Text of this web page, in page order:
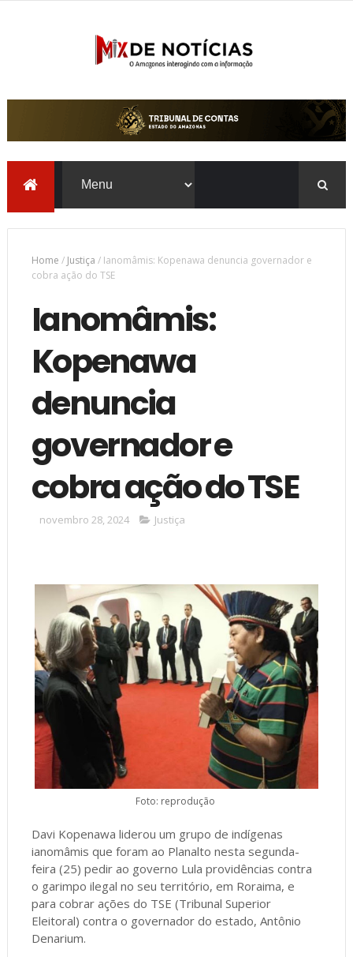
Home / Justiça / Ianomâmis: Kopenawa denuncia governador e
cobra ação do TSE
Ianomâmis:
Kopenawa
denuncia
governador e
cobra ação do TSE
novembro 28, 2024 Justiça
Foto: reprodução
Davi Kopenawa liderou um grupo de indígenas
ianomâmis que foram ao Planalto nesta segunda-
feira (25) pedir ao governo Lula providências contra
o garimpo ilegal no seu território, em Roraima, e
para cobrar ações do TSE (Tribunal Superior
Eleitoral) contra o governador do estado, Antônio
Denarium.